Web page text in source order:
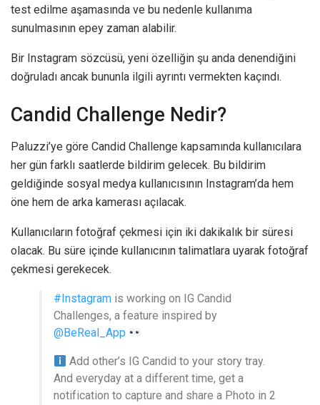
test edilme aşamasında ve bu nedenle kullanıma
sunulmasının epey zaman alabilir.
Bir Instagram sözcüsü, yeni özelliğin şu anda denendiğini
doğruladı ancak bununla ilgili ayrıntı vermekten kaçındı.
Candid Challenge Nedir?
Paluzzi’ye göre Candid Challenge kapsamında kullanıcılara
her gün farklı saatlerde bildirim gelecek. Bu bildirim
geldiğinde sosyal medya kullanıcısının Instagram’da hem
öne hem de arka kamerası açılacak.
Kullanıcıların fotoğraf çekmesi için iki dakikalık bir süresi
olacak. Bu süre içinde kullanıcının talimatlara uyarak fotoğraf
çekmesi gerekecek.
#Instagram is working on IG Candid
Challenges, a feature inspired by
@BeReal_App
Add other’s IG Candid to your story tray.
And everyday at a different time, get a
notification to capture and share a Photo in 2